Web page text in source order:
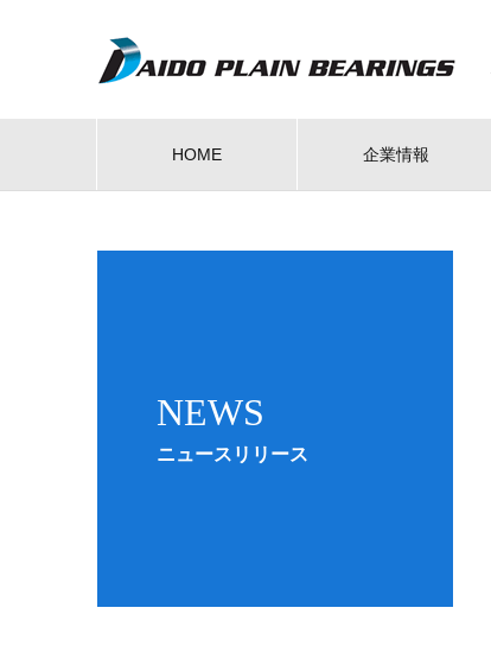
HOME 企業情報
NEWS
ニュースリリース